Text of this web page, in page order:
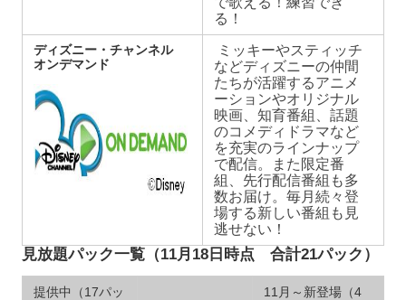
る！
ディズニー・チャンネル
オンデマンド
ミッキーやスティッチ
などディズニーの仲間
たちが活躍するアニメ
ーションやオリジナル
映画、知育番組、話題
のコメディドラマなど
を充実のラインナップ
で配信。また限定番
組、先行配信番組も多
数お届け。毎月続々登
場する新しい番組も見
逃せない！
見放題パック一覧（11月18日時点 合計21パック）
提供中（17パッ
11月～新登場（4